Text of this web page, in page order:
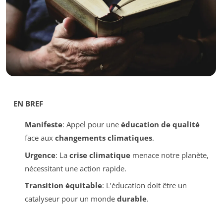
EN BREF
Manifeste: Appel pour une éducation de qualité
face aux changements climatiques.
Urgence: La crise climatiquemenace notre planète,
nécessitant une action rapide.
Transition équitable: L’éducation doit être un
catalyseur pour un monde durable.